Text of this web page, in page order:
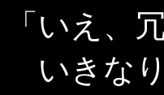
「いえ、
いきな